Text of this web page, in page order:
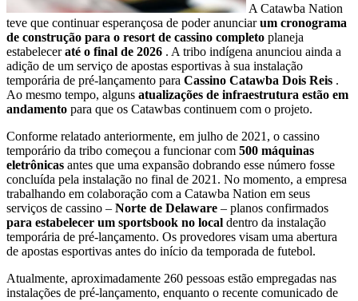
A Catawba Nation
teve que continuar esperançosa de poder anunciarum cronograma
de construção para o resort de cassino completo planeja
estabeleceraté o final de 2026 . A tribo indígena anunciou ainda a
adição de um serviço de apostas esportivas à sua instalação
temporária de pré-lançamento para Cassino Catawba Dois Reis .
Ao mesmo tempo, alguns atualizações de infraestrutura estão em
andamento para que os Catawbas continuem com o projeto.
Conforme relatado anteriormente, em julho de 2021, o cassino
temporário da tribo começou a funcionar com 500 máquinas
eletrônicas antes que uma expansão dobrando esse número fosse
concluída pela instalação no final de 2021. No momento, a empresa
trabalhando em colaboração com a Catawba Nation em seus
serviços de cassino – Norte de Delaware – planos confirmados
para estabelecer um sportsbook no local dentro da instalação
temporária de pré-lançamento. Os provedores visam uma abertura
de apostas esportivas antes do início da temporada de futebol.
Atualmente, aproximadamente 260 pessoas estão empregadas nas
instalações de pré-lançamento, enquanto o recente comunicado de